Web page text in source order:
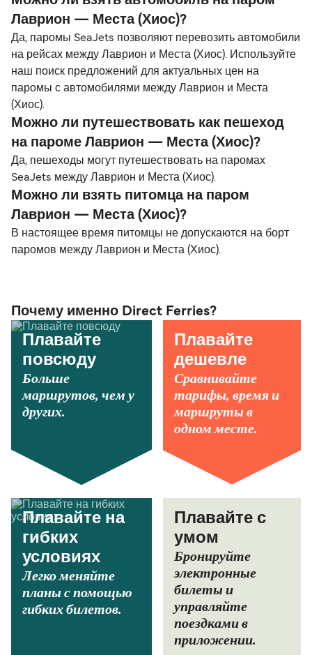
Лаврион — Места (Хиос)?
Да, паромы SeaJets позволяют перевозить автомобили
на рейсах между Лаврион и Места (Хиос). Используйте
наш поиск предложений для актуальных цен на
паромы с автомобилями между Лаврион и Места
(Хиос).
Можно ли путешествовать как пешеход
на пароме Лаврион — Места (Хиос)?
Да, пешеходы могут путешествовать на паромах
SeaJets между Лаврион и Места (Хиос).
Можно ли взять питомца на паром
Лаврион — Места (Хиос)?
В настоящее время питомцы не допускаются на борт
паромов между Лаврион и Места (Хиос).
Почему именно Direct Ferries?
Плавайте
повсюду
Больше
маршрутов, чем у
других.
Плавайте
дешевле
Сравнивайте
тарифы, время и
маршруты в
одном месте.
Плавайте на
гибких
условиях
Легко меняйте
планы с помощью
гибких билетов.
Плавайте с
умом
Бронируйте
электронные
билеты и
управляйте
поездками в
приложении.